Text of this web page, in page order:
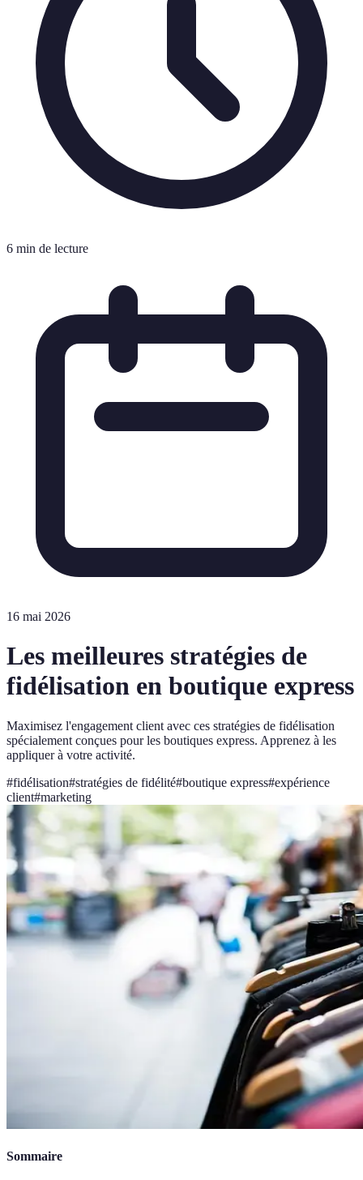
6 min de lecture
16 mai 2026
Les meilleures stratégies de
fidélisation en boutique express
Maximisez l'engagement client avec ces stratégies de fidélisation
spécialement conçues pour les boutiques express. Apprenez à les
appliquer à votre activité.
#fidélisation#stratégies de fidélité#boutique express#expérience
client#marketing
Sommaire